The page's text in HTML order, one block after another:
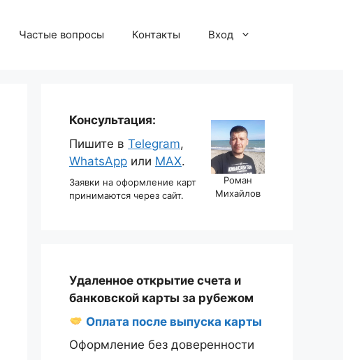
Частые вопросы Контакты Вход
Консультация:
Пишите в Telegram,
WhatsApp или MAX.
Заявки на оформление карт
принимаются через сайт.
Роман
Михайлов
Удаленное открытие счета и
банковской карты за рубежом
Оплата после выпуска карты
Оформление без доверенности